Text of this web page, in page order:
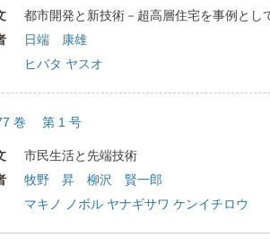
都市開発と新技術－超高層住宅を事例とし
日端 康雄
ヒバタ ヤスオ
巻 第 1 号
市民生活と先端技術
牧野 昇 柳沢 賢一郎
マキノ ノボル ヤナギサワ ケンイチロウ